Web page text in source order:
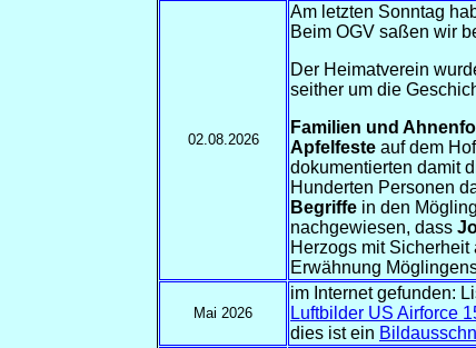
02.08.2026
Am letzten Sonntag
Beim OGV saßen wir
Der Heimatverein
seither um die
Familien und
Apfelfeste auf dem
dokumentierten damit
Hunderten Personen
Begriffe in den
nachgewiesen, dass
Herzogs mit
Erwähnung
Mai 2026
im Internet gefunden:
Luftbilder US Airforce
dies ist ein